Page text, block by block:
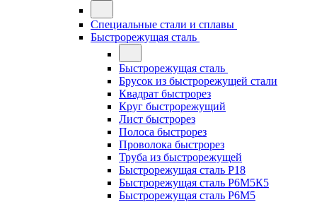
Специальные стали и сплавы
Быстрорежущая сталь
Быстрорежущая сталь
Брусок из быстрорежущей стали
Квадрат быстрорез
Круг быстрорежущий
Лист быстрорез
Полоса быстрорез
Проволока быстрорез
Труба из быстрорежущей
Быстрорежущая сталь Р18
Быстрорежущая сталь Р6М5К5
Быстрорежущая сталь Р6М5